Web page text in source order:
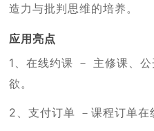
造力与批判思维的培养。
应用亮点
1、在线约课 － 主修课、
欲。
2、支付订单 －课程订单在